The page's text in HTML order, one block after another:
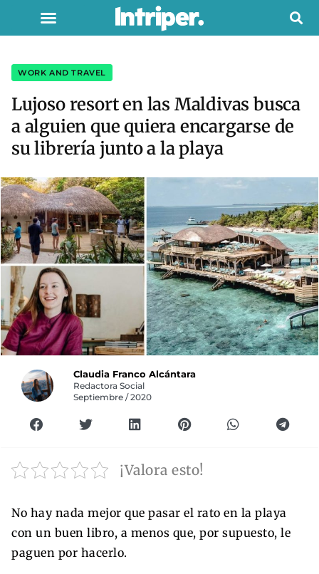
WORK AND TRAVEL
Lujoso resort en las Maldivas busca
a alguien que quiera encargarse de
su librería junto a la playa
Claudia Franco Alcántara
Redactora Social
Septiembre / 2020
¡Valora esto!
No hay nada mejor que pasar el rato en la playa
con un buen libro, a menos que, por supuesto, le
paguen por hacerlo.